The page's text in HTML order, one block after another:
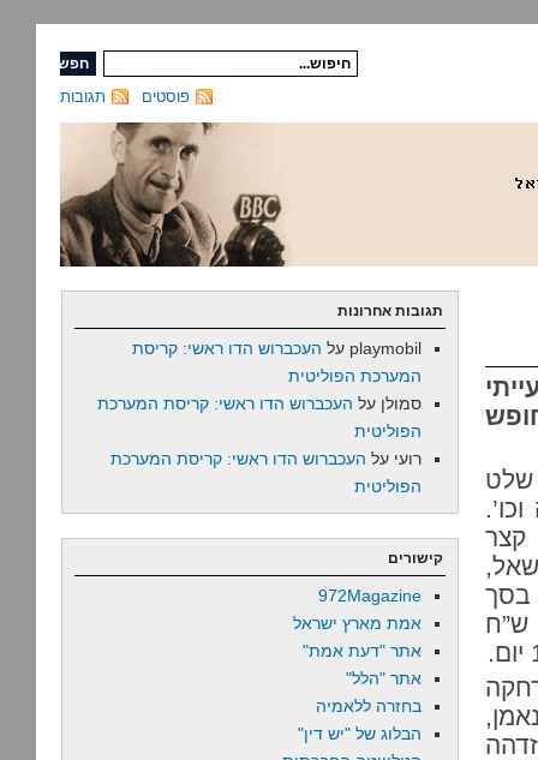
תגובות פוסטים
שלט
קצר
בסך
1,000 ש”ח, כמו גם 5,000 ש”ח בערבות עצמית ו-5,000 ש”ח
הנאמן,
תגובות אחרונות
playmobil על העכברוש הדו ראשי: קריסת
המערכת הפוליטית
סמולן על העכברוש הדו ראשי: קריסת המערכת
הפוליטית
רועי על העכברוש הדו ראשי: קריסת המערכת
הפוליטית
קישורים
972Magazine
אמת מארץ ישראל
אתר "דעת אמת"
אתר "הלל"
בחזרה ללאמיה
הבלוג של "יש דין"